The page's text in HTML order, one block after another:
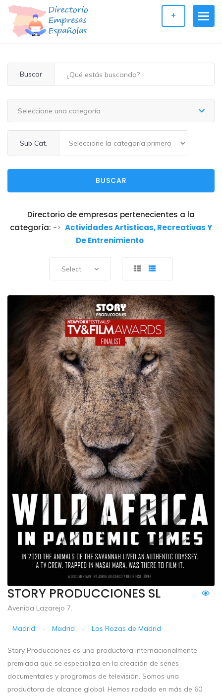
+
Buscar
Seleccione una categoría
Sub Cat.
BUSCAR
Directorio de empresas pertenecientes a la
categoría: -> Actividades Artisticas, Recreativas Y
De Entrenimiento
Select
STORY PRODUCCIONES SL
Avenida Lazarejo 7.
Madrid - Madrid - Las Rozas de Madrid
Story Producciones es una productora internacionalmente
premiada que se especializa en la creación de series
documentales y programas de televisión. Somos una
productora de alcance global. Hemos rodado en más de 60